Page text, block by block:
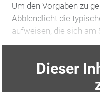
Um den Vorgaben zu
Abblendlicht die
aufweisen, die sich am
Dieser